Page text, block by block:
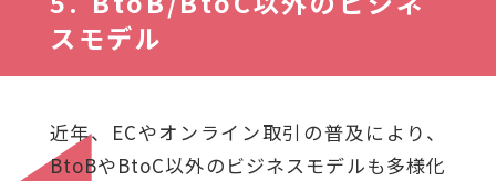
スモデル
近年、ECやオンライン取引の普及により、
BtoBやBtoC以外のビジネスモデルも多様化